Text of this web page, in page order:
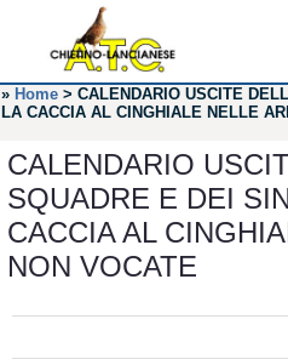
» Home > CALENDARIO USCITE
LA CACCIA AL CINGHIALE NELLE
CALENDARIO
SQUADRE E DEI
CACCIA AL
NON VOCATE